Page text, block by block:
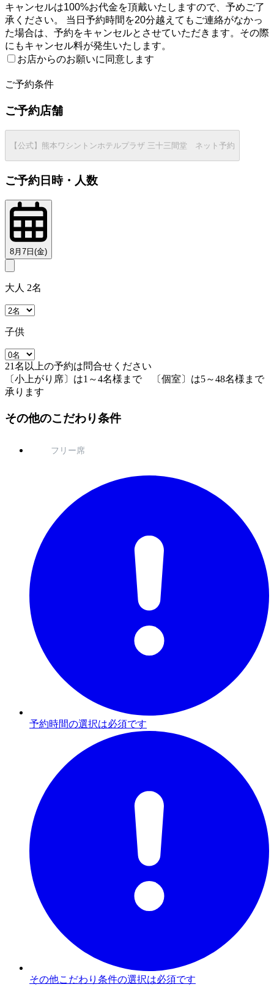
キャンセルは100%お代金を頂戴いたしますので、予めご了
承ください。 当日予約時間を20分越えてもご連絡がなかっ
た場合は、予約をキャンセルとさせていただきます。その際
にもキャンセル料が発生いたします。
お店からのお願いに同意します
ご予約条件
ご予約店舗
【公式】熊本ワシントンホテルプラザ 三十三間堂 ネット予約
ご予約日時・人数
8月7日(金)
大人 2名
子供
21名以上の予約は問合せください
〔小上がり席〕は1～4名様まで 〔個室〕は5～48名様まで
承ります
その他のこだわり条件
フリー席
予約時間の選択は必須です
その他こだわり条件の選択は必須です